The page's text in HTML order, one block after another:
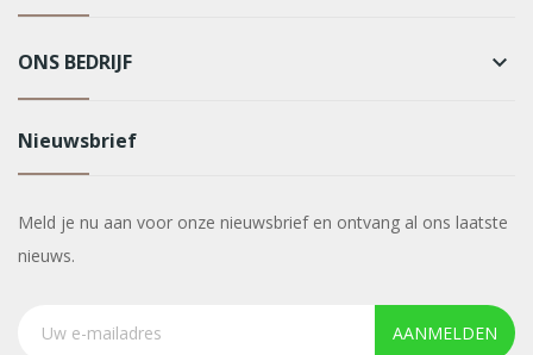
ONS BEDRIJF keyboard_arrow_down
Nieuwsbrief
Meld je nu aan voor onze nieuwsbrief en ontvang al ons laatste
nieuws.
AANMELDEN